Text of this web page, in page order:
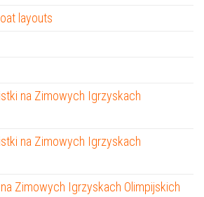
layouts
na Zimowych Igrzyskach
na Zimowych Igrzyskach
Zimowych Igrzyskach Olimpijskich